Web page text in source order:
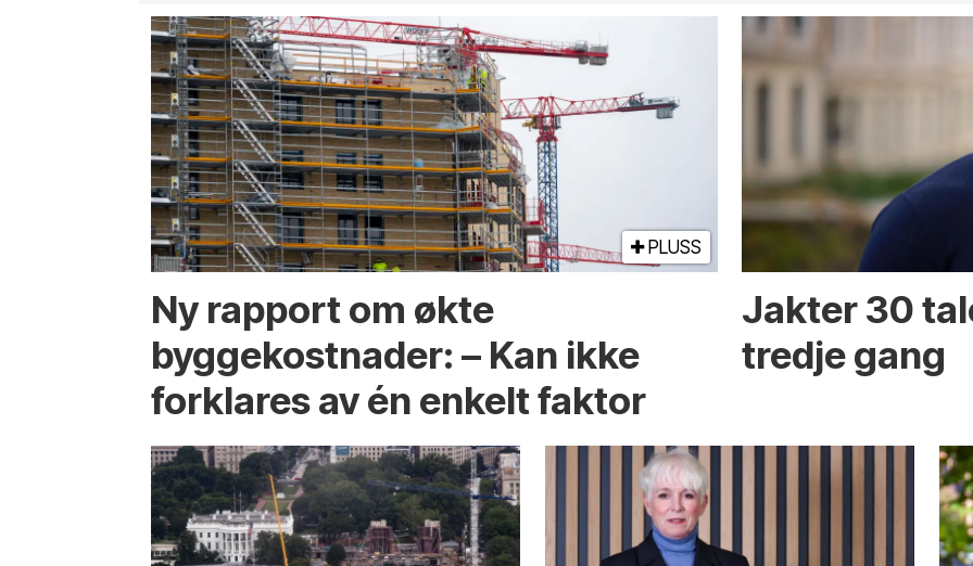
PLUSS
Ny rapport om økte
byggekostnader: – Kan ikke
forklares av én enkelt faktor
Jakter 30
tredje gang